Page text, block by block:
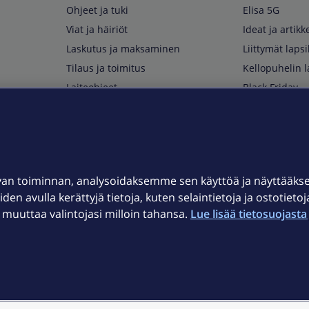
Ohjeet ja tuki
Viat ja häiriöt
Laskutus ja maksaminen
Tilaus ja toimitus
Laiteohjeet
Kuuluvuuskartta
Asiakastiedotteet
OmaElisa-sovellus
Elisa 5G
Ideat ja
Liittymät
Kellopuhelin
Black Friday
toiminnan, analysoidaksemme sen käyttöä ja
avulla kerättyjä tietoja, kuten selaintietoja ja
valintojasi milloin tahansa. Lue lisää tietosuojasta